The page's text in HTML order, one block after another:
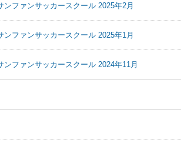
ンファンサッカースクール 2025年2月
ンファンサッカースクール 2025年1月
ンファンサッカースクール 2024年11月